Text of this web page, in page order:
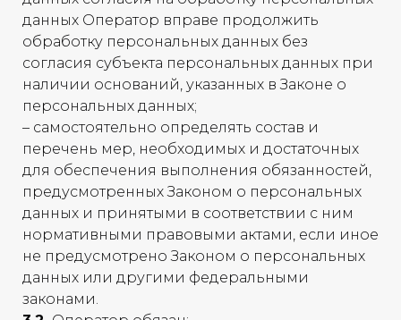
данных Оператор вправе продолжить
обработку персональных данных без
согласия субъекта персональных данных при
наличии оснований, указанных в Законе о
персональных данных;
– самостоятельно определять состав и
перечень мер, необходимых и достаточных
для обеспечения выполнения обязанностей,
предусмотренных Законом о персональных
данных и принятыми в соответствии с ним
нормативными правовыми актами, если иное
не предусмотрено Законом о персональных
данных или другими федеральными
законами.